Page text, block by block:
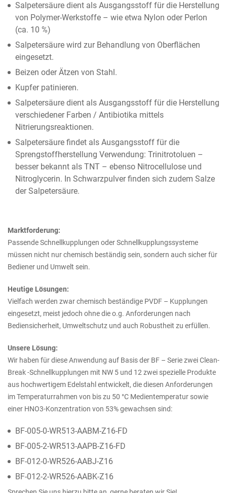
Salpetersäure dient als Ausgangsstoff für die Herstellung
von Polymer-Werkstoffe – wie etwa Nylon oder Perlon
(ca. 10 %)
Salpetersäure wird zur Behandlung von Oberflächen
eingesetzt.
Beizen oder Ätzen von Stahl.
Kupfer patinieren.
Salpetersäure dient als Ausgangsstoff für die Herstellung
verschiedener Farben / Antibiotika mittels
Nitrierungsreaktionen.
Salpetersäure findet als Ausgangsstoff für die
Sprengstoffherstellung Verwendung: Trinitrotoluen –
besser bekannt als TNT – ebenso Nitrocellulose und
Nitroglycerin. In Schwarzpulver finden sich zudem Salze
der Salpetersäure.
Marktforderung:
Passende Schnellkupplungen oder Schnellkupplungssysteme
müssen nicht nur chemisch beständig sein, sondern auch sicher für
Bediener und Umwelt sein.
Heutige Lösungen:
Vielfach werden zwar chemisch beständige PVDF – Kupplungen
eingesetzt, meist jedoch ohne die o.g. Anforderungen nach
Bediensicherheit, Umweltschutz und auch Robustheit zu erfüllen.
Unsere Lösung:
Wir haben für diese Anwendung auf Basis der BF – Serie zwei Clean-
Break -Schnellkupplungen mit NW 5 und 12 zwei spezielle Produkte
aus hochwertigem Edelstahl entwickelt, die diesen Anforderungen
im Temperaturrahmen von bis zu 50 °C Medientemperatur sowie
einer HNO3-Konzentration von 53% gewachsen sind:
BF-005-0-WR513-AABM-Z16-FD
BF-005-2-WR513-AAPB-Z16-FD
BF-012-0-WR526-AABJ-Z16
BF-012-2-WR526-AABK-Z16